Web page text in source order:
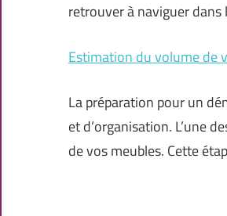
retrouver à naviguer
Estimation du volume de
La préparation pour un
et d’organisation. L’une
de vos meubles. Cette